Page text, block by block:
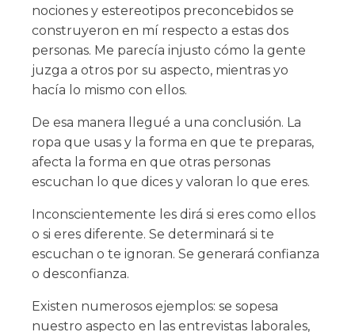
nociones y estereotipos preconcebidos se
construyeron en mí respecto a estas dos
personas. Me parecía injusto cómo la gente
juzga a otros por su aspecto, mientras yo
hacía lo mismo con ellos.
De esa manera llegué a una conclusión. La
ropa que usas y la forma en que te preparas,
afecta la forma en que otras personas
escuchan lo que dices y valoran lo que eres.
Inconscientemente les dirá si eres como ellos
o si eres diferente. Se determinará si te
escuchan o te ignoran. Se generará confianza
o desconfianza.
Existen numerosos ejemplos: se sopesa
nuestro aspecto en las entrevistas laborales,